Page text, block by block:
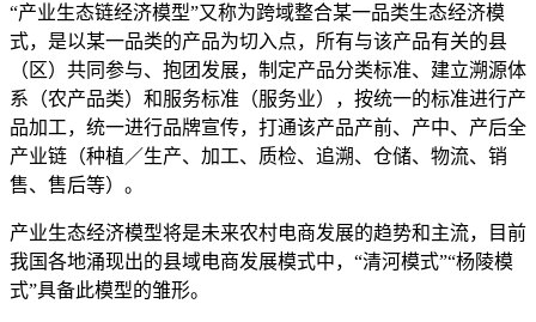
“产业生态链经济模型”又称为跨域整合某一品类生态经济模
式，是以某一品类的产品为切入点，所有与该产品有关的县
（区）共同参与、抱团发展，制定产品分类标准、建立溯源体
系（农产品类）和服务标准（服务业），按统一的标准进行产
品加工，统一进行品牌宣传，打通该产品产前、产中、产后全
产业链（种植／生产、加工、质检、追溯、仓储、物流、销
售、售后等）。
产业生态经济模型将是未来农村电商发展的趋势和主流，目前
我国各地涌现出的县域电商发展模式中，“清河模式”“杨陵模
式”具备此模型的雏形。